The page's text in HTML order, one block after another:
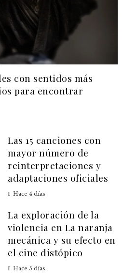
con sentidos más
para encontrar
Las 15 canciones con
mayor número de
reinterpretaciones y
adaptaciones oficiales
Hace 4 días
La exploración de la
violencia en La naranja
mecánica y su efecto en
el cine distópico
Hace 5 días